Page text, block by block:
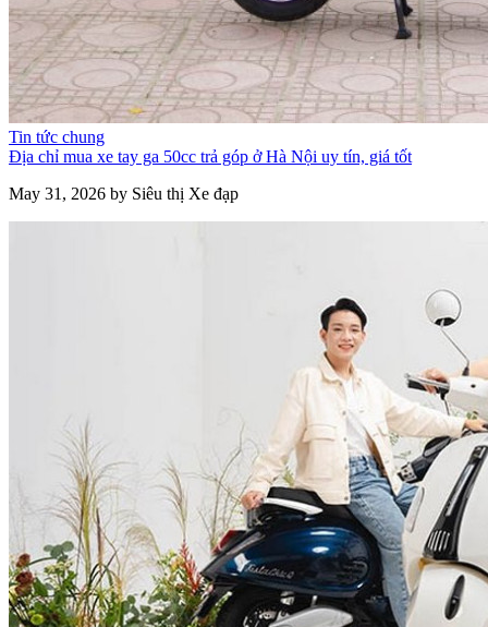
Tin tức chung
Địa chỉ mua xe tay ga 50cc trả góp ở Hà Nội uy tín, giá tốt
May 31, 2026 by Siêu thị Xe đạp